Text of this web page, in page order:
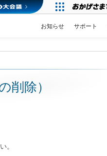
お知らせ サポート
削除）
。